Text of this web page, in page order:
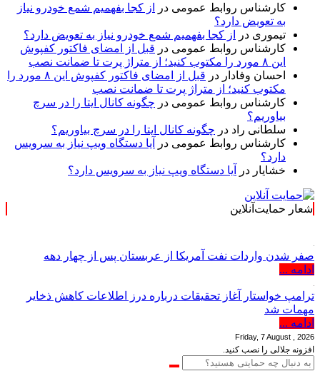
کارشناس روابط عمومی در
از کجا بفهمیم شمع خودرو نیاز
به تعویض دارد؟
تیموری در
از کجا بفهمیم شمع خودرو نیاز به تعویض دارد؟
کارشناس روابط عمومی در قبل از امضای فاکتور کفپوش
این ۸ مورد را مکتوب کنید؛ از متراژ پرت تا ضمانت نصب
احسان وفادار در
قبل از امضای فاکتور کفپوش این ۸ مورد را
مکتوب کنید؛ از متراژ پرت تا ضمانت نصب
کارشناس روابط عمومی در چگونه کانال ایتا را در سرچ
بیاوریم؟
سلطانی راد در چگونه کانال ایتا را در سرچ بیاوریم؟
کارشناس روابط عمومی در
آیا دستگاه ویپ نیاز به سرویس
دارد؟
خشایار در آیا دستگاه ویپ نیاز به سرویس دارد؟
شعار حمایت‌آنلاین
صفر شدن واردات نفت آمریکا از عربستان پس از چهار دهه
ادامه ...
ترامپ خواستار آغاز تحقیقات درباره درز اطلاعات کاهش ذخایر
مهمات شد
ادامه ...
Friday, 7 August , 2026
افزونه جلالی را نصب کنید.